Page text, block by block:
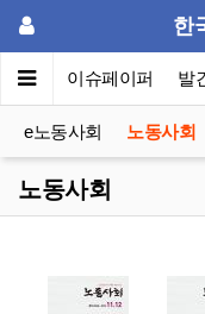
한
포럼 이슈페이퍼 발
e노동사회 노동사회
노동사회